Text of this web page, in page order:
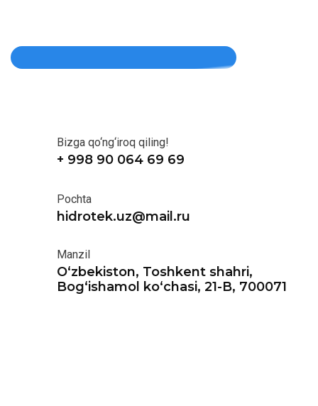
Bizga qo‘ng‘iroq qiling!
+ 998 90 064 69 69
Pochta
hidrotek.uz@mail.ru
Manzil
O‘zbekiston, Toshkent shahri,
Bog‘ishamol ko‘chasi, 21-B, 700071